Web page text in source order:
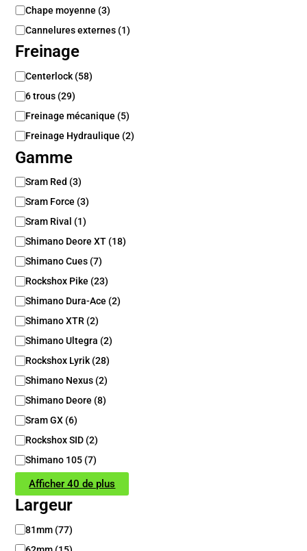
m
e
Chape moyenne (3)
Cannelures externes (1)
Freinage
F
e
i
n
a
g
Centerlock(58)
6 trous (29)
Freinage mécanique (5)
Freinage Hydraulique (2)
Gamme
G
m
m
e
Sram Red (3)
Sram Force (3)
Sram Rival (1)
Shimano Deore XT (18)
Shimano Cues (7)
Rockshox Pike (23)
Shimano Dura-Ace (2)
Shimano XTR (2)
Shimano Ultegra (2)
Rockshox Lyrik(28)
Shimano Nexus (2)
Shimano Deore (8)
Sram GX (6)
Rockshox SID (2)
Shimano 105 (7)
Afficher 40 de plus
Largeur
L 81mm (77)